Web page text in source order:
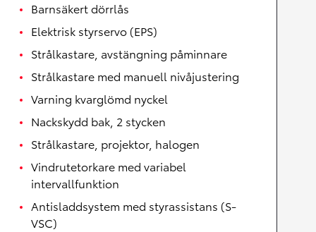
Barnsäkert dörrlås
Elektrisk styrservo (EPS)
Strålkastare, avstängning påminnare
Strålkastare med manuell nivåjustering
Varning kvarglömd nyckel
Nackskydd bak, 2 stycken
Strålkastare, projektor, halogen
Vindrutetorkare med variabel
intervallfunktion
Antisladdsystem med styrassistans (S-
VSC)